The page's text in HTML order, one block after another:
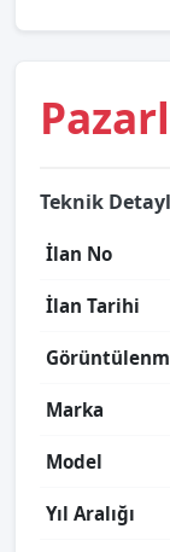
Teknik
İlan No
İlan Tarihi
Marka
Model
Yıl Aralığı